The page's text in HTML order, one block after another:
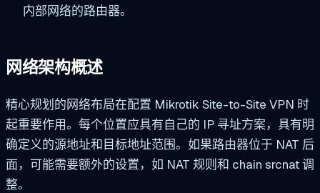
内部网络的路由器。
网络架构概述
精心规划的网络布局在配置 Mikrotik Site-to-Site VPN 时
起重要作用。每个位置应具有自己的 IP 寻址方案，具有明
确定义的源地址和目标地址范围。如果路由器位于 NAT 后
面，可能需要额外的设置，如 NAT 规则和 chain srcnat 调
整。